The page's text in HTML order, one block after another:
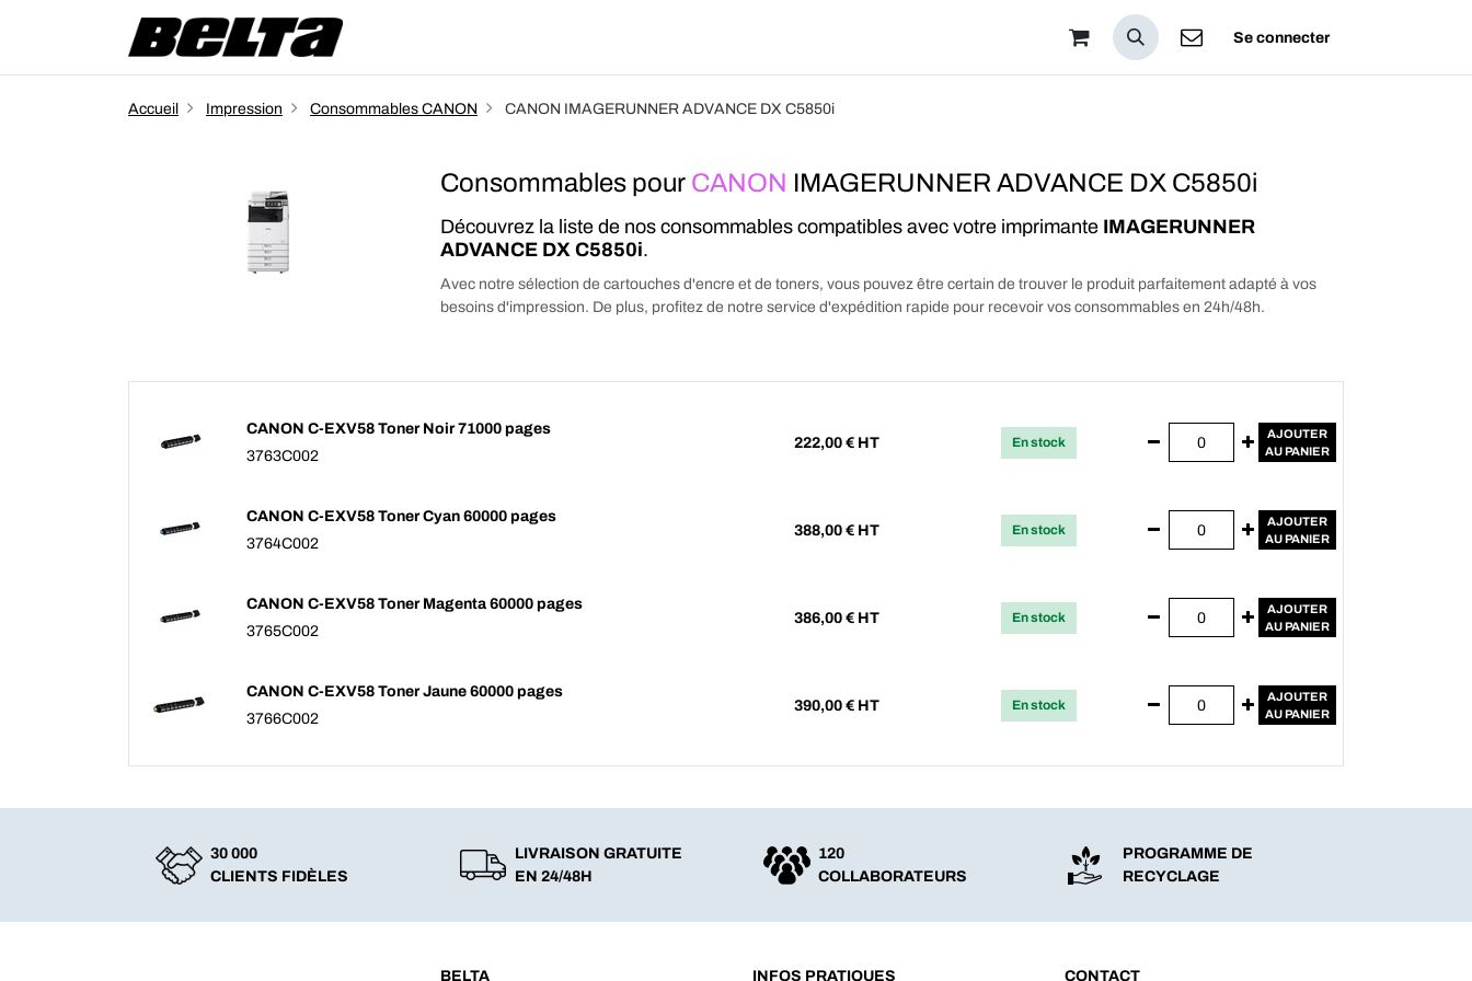
Se connecter
Accueil Impression Consommables CANON CANON IMAGERUNNER ADVANCE DX C5850i
Consommables pour CANON IMAGERUNNER ADVANCE DX C5850i
Découvrez la liste de nos consommables compatibles avec votre imprimante IMAGERUNNER
ADVANCE DX C5850i.
Avec notre sélection de cartouches d'encre et de toners, vous pouvez être certain de trouver le produit parfaitement adapté à vos
besoins d'impression. De plus, profitez de notre service d'expédition rapide pour recevoir vos consommables en 24h/48h.
CANON C-EXV58 Toner Noir 71000 pages
3763C002
222,00 € HT En stock
AJOUTER
AU PANIER
CANON C-EXV58 Toner Cyan 60000 pages
3764C002
388,00 € HT En stock
AJOUTER
AU PANIER
CANON C-EXV58 Toner Magenta 60000 pages
3765C002
386,00 € HT En stock
AJOUTER
AU PANIER
CANON C-EXV58 Toner Jaune 60000 pages
3766C002
390,00 € HT En stock
AJOUTER
AU PANIER
30 000
CLIENTS FIDÈLES
LIVRAISON GRATUITE
EN 24/48H
120
COLLABORATEURS
PROGRAMME DE
RECYCLAGE
BELTA INFOS PRATIQUES CONTACT